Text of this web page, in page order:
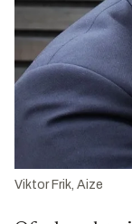
Viktor Frik, Aize